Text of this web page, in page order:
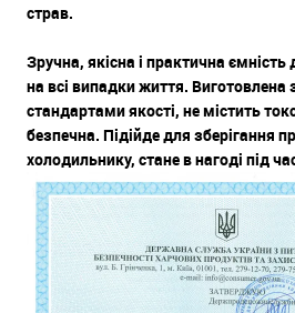
страв.
Зручна, якісна і практична ємність
на всі випадки життя. Виготовлена
стандартами якості, не містить
безпечна. Підійде для зберігання
холодильнику, стане в нагоді під